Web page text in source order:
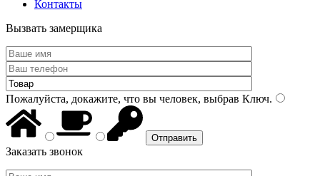
Контакты
Вызвать замерщика
Пожалуйста, докажите, что вы человек, выбрав Ключ.
Заказать звонок